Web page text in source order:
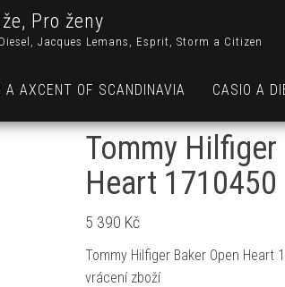
Pro ženy
Jacques Lemans, Esprit, Storm a Citizen
A AXCENT OF SCANDINAVIA CASIO A
Tommy Hilfiger
Heart 1710450
5 390 Kč
Tommy Hilfiger Baker Open Heart
vrácení zboží